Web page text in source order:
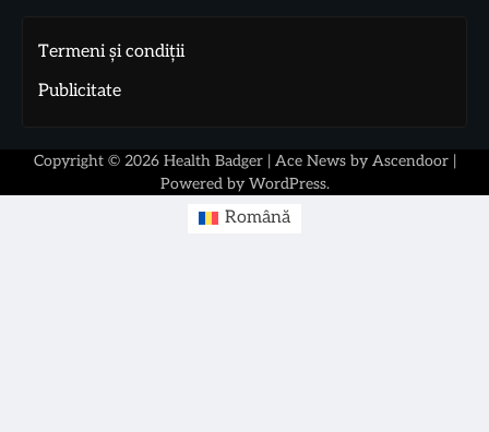
Termeni și condiții
Publicitate
Copyright © 2026 Health Badger| Ace News by Ascendoor|
Powered by WordPress.
Română